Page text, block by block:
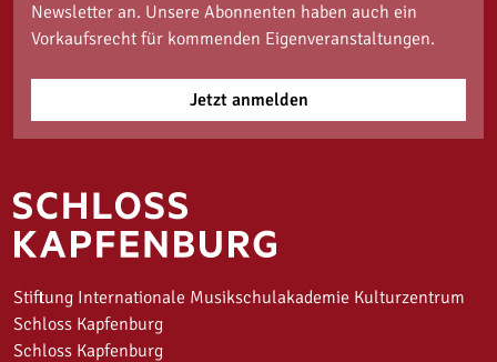
Newsletter an. Unsere Abonnenten haben auch ein
Vorkaufsrecht für kommenden Eigenveranstaltungen.
Jetzt anmelden
Stiftung Internationale Musikschulakademie Kulturzentrum
Schloss Kapfenburg
Schloss Kapfenburg